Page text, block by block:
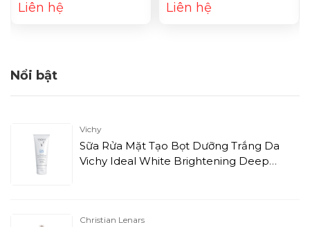
Liên hệ Liên hệ
Nổi bật
Vichy
Sữa Rửa Mặt Tạo Bọt Dưỡng Trắng Da
Vichy Ideal White Brightening Deep
Christian Lenars